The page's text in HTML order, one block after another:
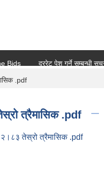
दररेट पेश गर्ने सम्बन्धी सूचना (
.pdf
त्रैमासिक .pdf
तेस्रो त्रैमासिक .pdf